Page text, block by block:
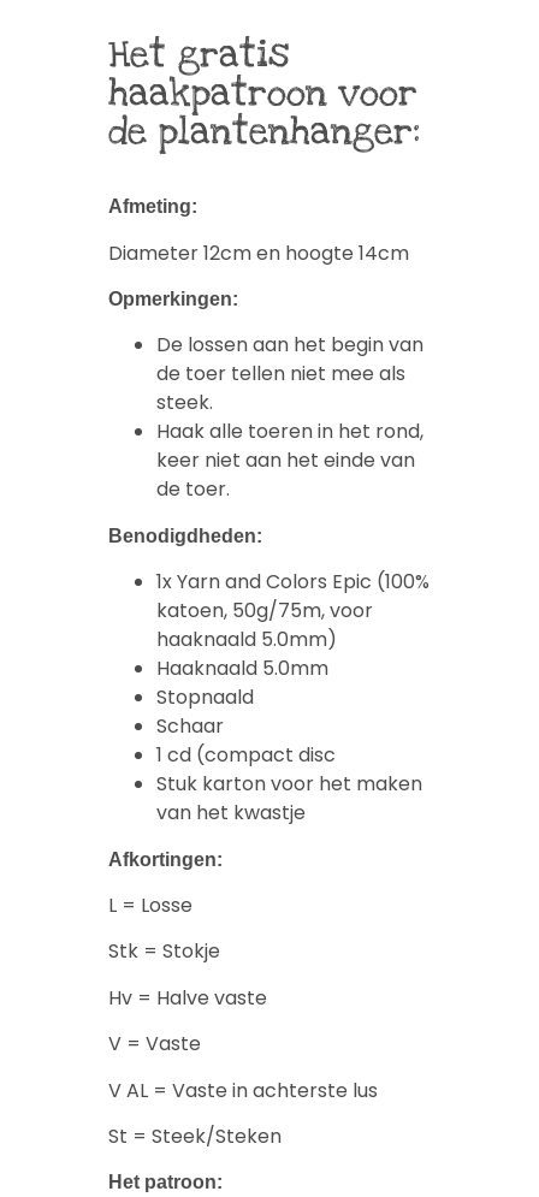
Het gratis
haakpatroon voor
de plantenhanger:
Afmeting:
Diameter 12cm en hoogte 14cm
Opmerkingen:
De lossen aan het begin van
de toer tellen niet mee als
steek.
Haak alle toeren in het rond,
keer niet aan het einde van
de toer.
Benodigdheden:
1x Yarn and Colors Epic (100%
katoen, 50g/75m, voor
haaknaald 5.0mm)
Haaknaald 5.0mm
Stopnaald
Schaar
1 cd (compact disc
Stuk karton voor het maken
van het kwastje
Afkortingen:
L = Losse
Stk = Stokje
Hv = Halve vaste
V = Vaste
V AL = Vaste in achterste lus
St = Steek/Steken
Het patroon: